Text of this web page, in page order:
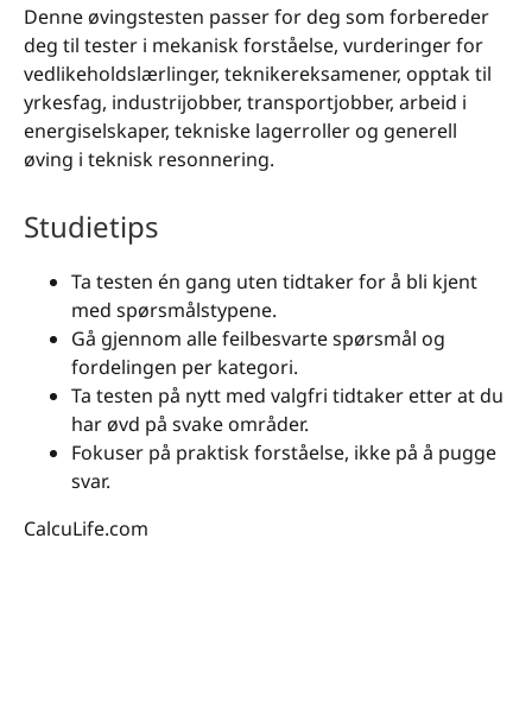
Denne øvingstesten passer for deg som forbereder
deg til tester i mekanisk forståelse, vurderinger for
vedlikeholdslærlinger, teknikereksamener, opptak til
yrkesfag, industrijobber, transportjobber, arbeid i
energiselskaper, tekniske lagerroller og generell
øving i teknisk resonnering.
Studietips
Ta testen én gang uten tidtaker for å bli kjent
med spørsmålstypene.
Gå gjennom alle feilbesvarte spørsmål og
fordelingen per kategori.
Ta testen på nytt med valgfri tidtaker etter at du
har øvd på svake områder.
Fokuser på praktisk forståelse, ikke på å pugge
svar.
CalcuLife.com